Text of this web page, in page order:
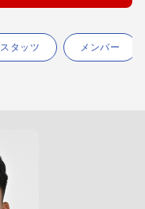
スタッツ メンバー